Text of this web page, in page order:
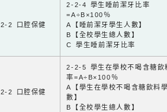
2-2 口腔保健
2-2-4 學生睡前潔牙比率
=A÷B×100％
A【睡前潔牙學生人數】
B【全校學生總人數】
C 學生睡前潔牙比率
2-2 口腔保健
2-2-5 學生在學校不喝含糖飲
率=A÷B×100％
A【學生在學校不喝含糖飲料
數】
B【全校學生總人數】